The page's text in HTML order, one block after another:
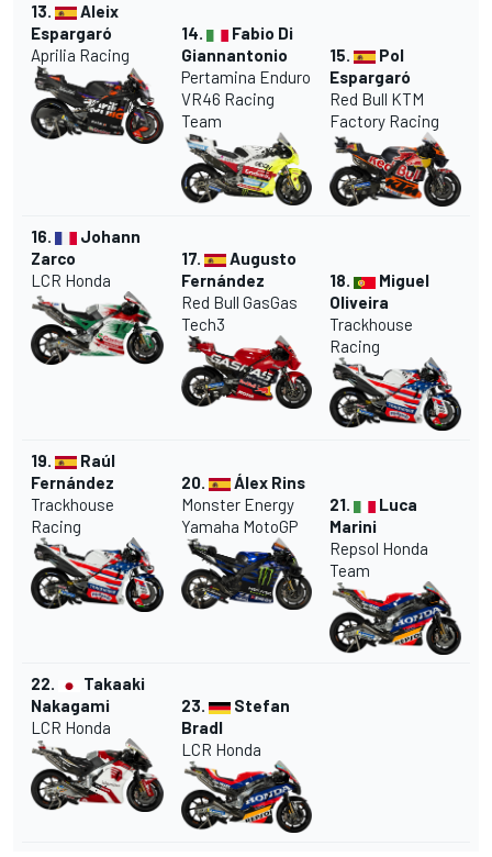
13.
Aleix
Espargaró
Aprilia Racing
14.
Fabio Di
Giannantonio
Pertamina Enduro
VR46 Racing
Team
15.
Pol
Espargaró
Red Bull KTM
Factory Racing
16.
Johann
Zarco
LCR Honda
17.
Augusto
Fernández
Red Bull GasGas
Tech3
18.
Miguel
Oliveira
Trackhouse
Racing
19.
Raúl
Fernández
Trackhouse
Racing
20.
Álex Rins
Monster Energy
Yamaha MotoGP
21.
Luca
Marini
Repsol Honda
Team
22.
Takaaki
Nakagami
LCR Honda
23.
Stefan
Bradl
LCR Honda